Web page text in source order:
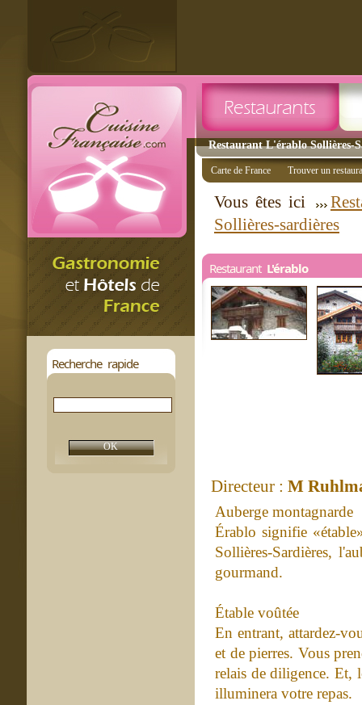
Restaurant L'érablo Sollières-
Recherche rapide
Carte de France Trouver un
Vous êtes ici
Sollières-sardières
Restaurant L'érablo
Directeur : M
Auberge montagnarde
Érablo signifie
Sollières-Sardières,
gourmand.
Étable voûtée
En entrant, attardez-
et de pierres. Vous
relais de diligence. Et,
illuminera votre repas.